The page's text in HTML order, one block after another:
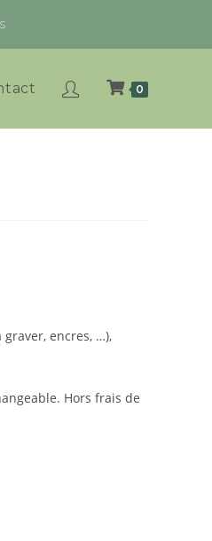
0
encres, …),
Hors frais de